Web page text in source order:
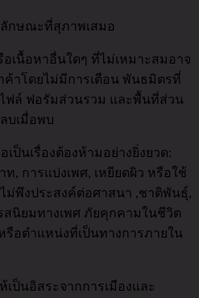
ลักษณะที่สุภาพเสมอ
เนื้อหาอื่นใดๆ ที่ไม่เหมาะสมอาจ
ค้าโดยไม่มีการเตือน พันธมิตรที่
ฟล์ ฟอรัมส่วนรวม และพื้นที่ส่วน
บเมื่อพบ
ป็นเรื่องต้องห้ามอย่างยิ่งยวด:
, การแบ่งเพศ, เหยียดผิว หรือใช้
ม่พึงประสงค์ต่อศาสนา ,ชาติพันธุ์,
สนิยมทางเพศ ภัยคุกคามในชีวิต
รือตำแหน่งที่เป็นทางการภายใน
เป็นอิสระจากการเมืองและ